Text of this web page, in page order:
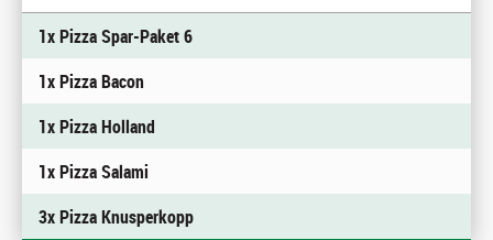
1x Pizza Spar-Paket 6
1x Pizza Bacon
1x Pizza Holland
1x Pizza Salami
3x Pizza Knusperkopp